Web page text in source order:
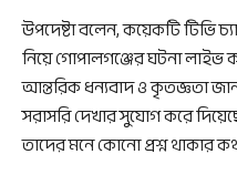
উপদেষ্টা বলেন, কয়েকটি টিভি
নিয়ে গোপালগঞ্জের ঘটনা
আন্তরিক ধন্যবাদ ও কৃতজ্ঞতা
সরাসরি দেখার সুযোগ করে
তাদের মনে কোনো প্রশ্ন থাকার